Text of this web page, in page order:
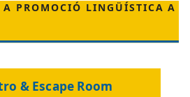
A PROMOCIÓ LINGÜÍSTICA A
& Escape Room